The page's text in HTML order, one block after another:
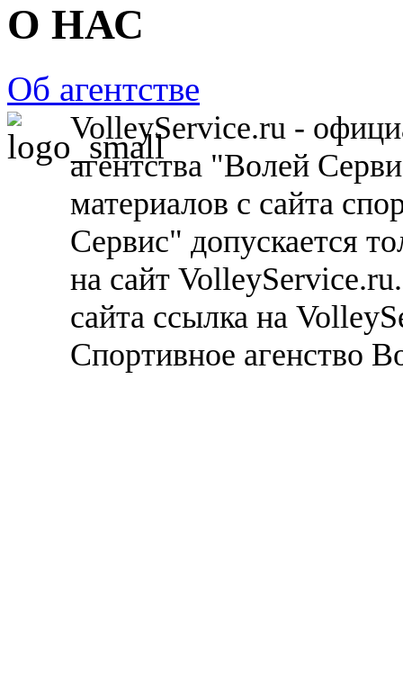
О НАС
Об агентстве
VolleyService.ru -
агентства "Волей
материалов с сайта
Сервис" допускается
на сайт
сайта ссылка на
Спортивное агенство